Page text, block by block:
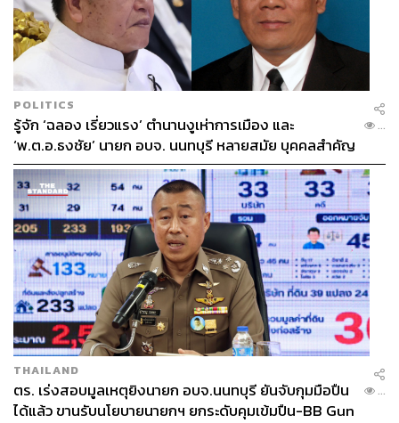
POLITICS
รู้จัก ‘ฉลอง เรี่ยวแรง’ ตำนานงูเห่าการเมือง และ
‘พ.ต.อ.ธงชัย’ นายก อบจ. นนทบุรี หลายสมัย บุคคลสำคัญ
ในเหตุยิง
...
THAILAND
ตร. เร่งสอบมูลเหตุยิงนายก อบจ.นนทบุรี ยันจับกุมมือปืน
ได้แล้ว ขานรับนโยบายนายกฯ ยกระดับคุมเข้มปืน-BB Gun
...